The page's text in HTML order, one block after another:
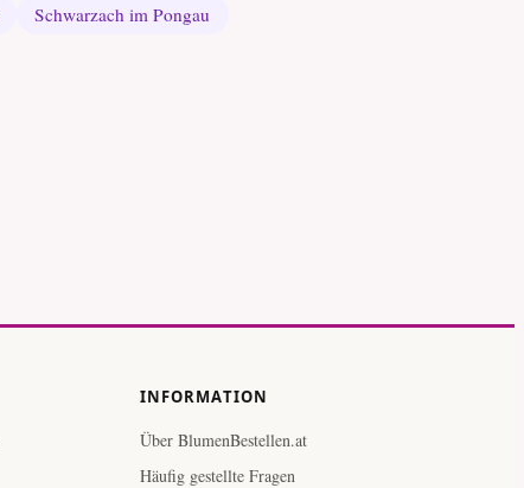
Schwarzach im Pongau
INFORMATION
Über BlumenBestellen.at
Häufig gestellte Fragen